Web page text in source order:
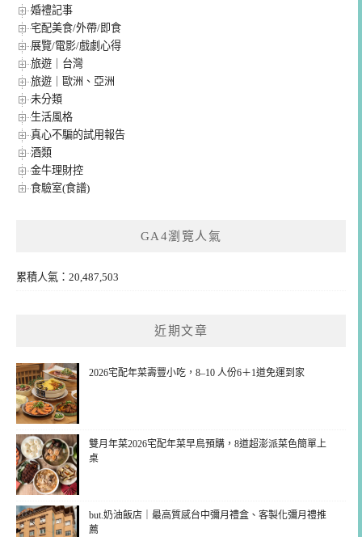
婚禮記事
宅配美食/外帶/即食
展覽/電影/戲劇心得
旅遊｜台灣
旅遊｜歐洲、亞洲
未分類
生活風格
真心不騙的試用報告
酒類
金牛理財控
食驗室(食譜)
GA4瀏覽人氣
累積人氣：20,487,503
近期文章
2026宅配年菜壽豐小吃，8–10 人份6＋1道免運到家
雙月年菜2026宅配年菜早鳥預購，8道超澎派菜色簡單上
桌
but.奶油飯店｜最高質感台中彌月禮盒、客製化彌月禮推
薦